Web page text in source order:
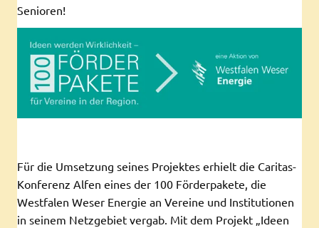
Senioren!
Für die Umsetzung seines Projektes erhielt die Caritas-
Konferenz Alfen eines der 100 Förderpakete, die
Westfalen Weser Energie an Vereine und Institutionen
in seinem Netzgebiet vergab. Mit dem Projekt „Ideen